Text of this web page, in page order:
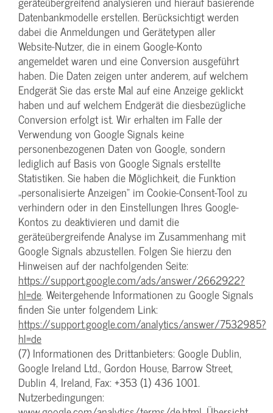
Datenbankmodelle erstellen. Berücksichtigt werden
dabei die Anmeldungen und Gerätetypen aller
Website-Nutzer, die in einem Google-Konto
angemeldet waren und eine Conversion ausgeführt
haben. Die Daten zeigen unter anderem, auf welchem
Endgerät Sie das erste Mal auf eine Anzeige geklickt
haben und auf welchem Endgerät die diesbezügliche
Conversion erfolgt ist. Wir erhalten im Falle der
Verwendung von Google Signals keine
personenbezogenen Daten von Google, sondern
lediglich auf Basis von Google Signals erstellte
Statistiken. Sie haben die Möglichkeit, die Funktion
„personalisierte Anzeigen“ im Cookie-Consent-Tool zu
verhindern oder in den Einstellungen Ihres Google-
Kontos zu deaktivieren und damit die
geräteübergreifende Analyse im Zusammenhang mit
Google Signals abzustellen. Folgen Sie hierzu den
Hinweisen auf der nachfolgenden Seite:
https://support.google.com/ads/answer/2662922?
hl=de. Weitergehende Informationen zu Google Signals
finden Sie unter folgendem Link:
https://support.google.com/analytics/answer/7532985?
hl=de
(7) Informationen des Drittanbieters: Google Dublin,
Google Ireland Ltd., Gordon House, Barrow Street,
Dublin 4, Ireland, Fax: +353 (1) 436 1001.
Nutzerbedingungen: